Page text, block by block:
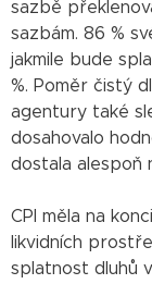
sazbě
sazbám. 86 %
jakmile bude
%. Poměr čistý
agentury také
dosahovalo
dostala alespoň
CPI měla na
likvidních
splatnost dluhů